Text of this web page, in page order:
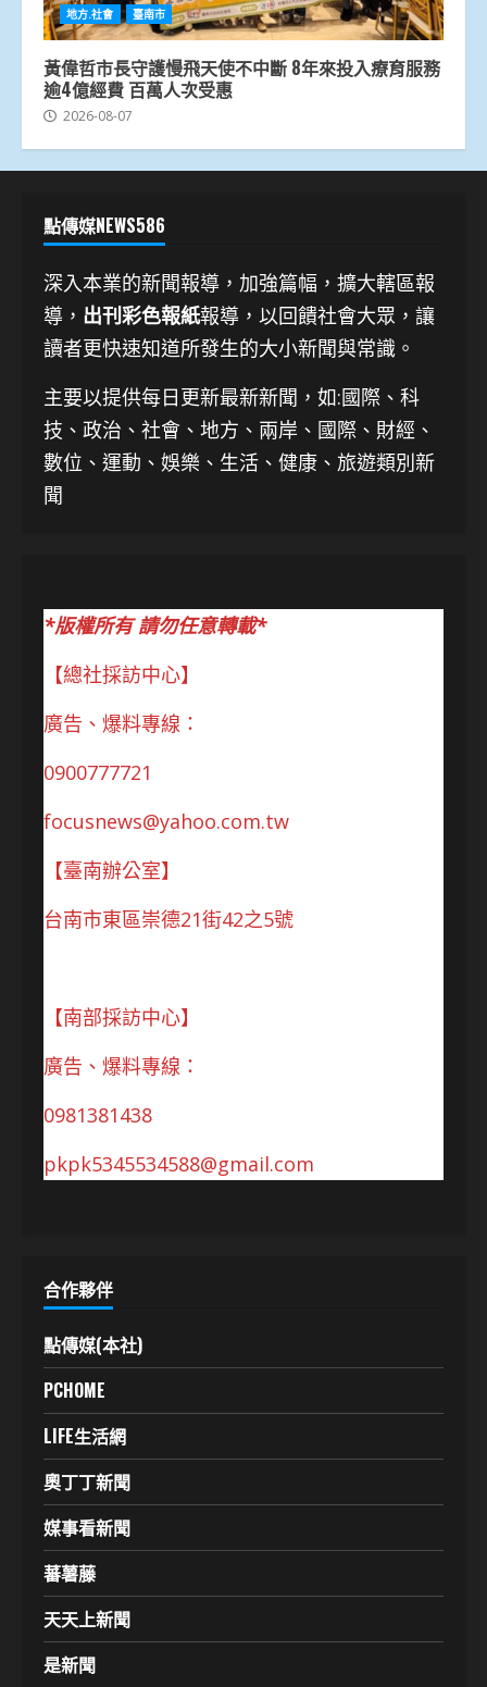
地方.社會 臺南市
黃偉哲市長守護慢飛天使不中斷 8年來投入療育服務
逾4億經費 百萬人次受惠
2026-08-07
點傳媒NEWS586
深入本業的新聞報導，加強篇幅，擴大轄區報
導， 出刊彩色報紙報導，以回饋社會大眾，讓
讀者更快速知道所發生的大小新聞與常識。
主要以提供每日更新最新新聞 ，如:國際、科
技、 政治、社會、地方、兩岸、國際、財經、
數位、運動、娛樂、生活、健康、旅遊類別新
聞
*版權所有 請勿任意轉載*
【總社採訪中心】
廣告、爆料專線：
0900777721
focusnews@yahoo.com.tw
【臺南辦公室】
台南市東區崇德21街42之5號
【南部採訪中心】
廣告、爆料專線：
0981381438
pkpk5345534588@gmail.com
合作夥伴
點傳媒(本社)
PCHOME
LIFE生活網
奧丁丁新聞
媒事看新聞
蕃薯藤
天天上新聞
是新聞